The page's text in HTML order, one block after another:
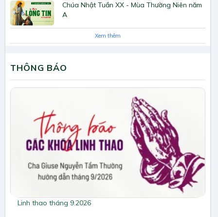
Chúa Nhật Tuần XX - Mùa Thường Niên năm
A
Xem thêm
THÔNG BÁO
Linh thao tháng 9.2026